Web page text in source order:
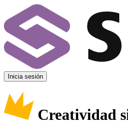
Inicia sesión
Creatividad